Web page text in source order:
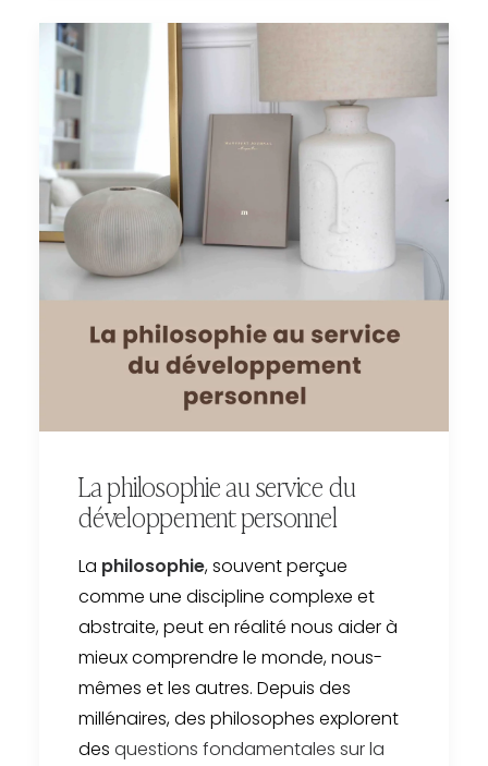
La philosophie au service du
développement personnel
La philosophie, souvent perçue
comme une discipline complexe et
abstraite, peut en réalité nous aider à
mieux comprendre le monde, nous-
mêmes et les autres. Depuis des
millénaires, des philosophes explorent
des questions fondamentales sur la